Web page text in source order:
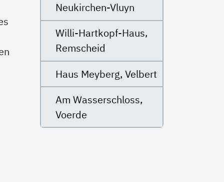
Neukirchen-Vluyn
Willi-Hartkopf-Haus,
Remscheid
Haus Meyberg, Velbert
Am Wasserschloss,
Voerde